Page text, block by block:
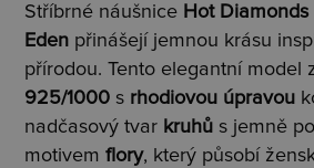
Stříbrné náušnice Hot
Eden přinášejí jemnou krásu
přírodou. Tento elegantní model
925/1000 s rhodiovou úpravou
nadčasový tvar kruhů s jemně
motivemflory, který působí